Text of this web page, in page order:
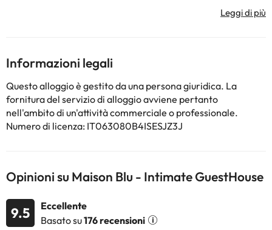
internet in tutte le sue strutture. La reception non è aperta 24 ore
al giorno. Tutte le persone che soggiorneranno in questa struttura
tutti i clienti è essenziale. Per questo dispone di camere accessibili
e di accessi completamente adattati. Alla MAISON BLU –
INTIMATE GUESTHOUSE sono ammessi animali di piccola taglia.
C'è un parcheggio a disposizione dei clienti. I clienti che
soggiornano presso MAISON BLU – INTIMATE GUESTHOUSE
possono usufruire del servizio transfer disponibile. La residenza
può addebitare l'importo di alcuni di questi servizi.
Alcuni dei servizi dettagliati possono essere pagati. Puoi
controllare le loro tariffe direttamente presso lo stabilimento. La
struttura ricettiva può modificare la modalità di offerta del
servizio di ristorazione in base alle esigenze
sono soggette a modifiche da parte della struttura ricettiva.
Informazioni legali
Questo alloggio è gestito da una persona giuridica. La
fornitura del servizio di alloggio avviene pertanto
nell'ambito di un'attività commerciale o professionale.
Numero di licenza: IT063080B4ISESJZ3J
Opinioni su Maison Blu - Intimate GuestHouse
9.5
Eccellente
Basato su176 recensioni